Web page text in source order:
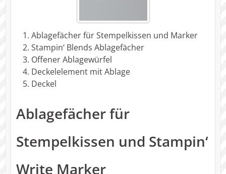
Ablagefächer für Stempelkissen und Marker
Stampin‘ Blends Ablagefächer
Offener Ablagewürfel
Deckelelement mit Ablage
Deckel
Ablagefächer für
Stempelkissen und Stampin‘
Write Marker